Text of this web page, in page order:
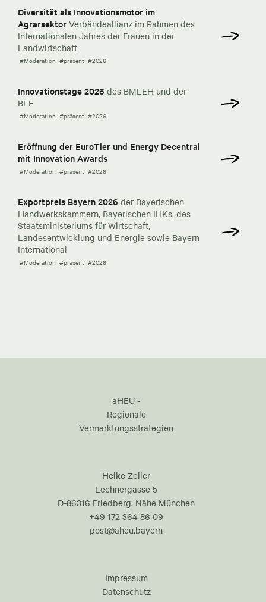
Diversität als Innovationsmotor im
Agrarsektor Verbändeallianz im Rahmen des
Internationalen Jahres der Frauen in der
Landwirtschaft
#Moderation #präsent #2026
Innovationstage 2026 des BMLEH und der
BLE
#Moderation #präsent #2026
Eröffnung der EuroTier und Energy Decentral
mit Innovation Awards
#Moderation #präsent #2026
Exportpreis Bayern 2026 der Bayerischen
Handwerkskammern, Bayerischen IHKs, des
Staatsministeriums für Wirtschaft,
Landesentwicklung und Energie sowie Bayern
International
#Moderation #präsent #2026
aHEU -
Regionale
Vermarktungsstrategien
Heike Zeller
Lechnergasse 5
D-86316 Friedberg, Nähe München
+49 172 364 86 09
post@aheu.bayern
Impressum
Datenschutz